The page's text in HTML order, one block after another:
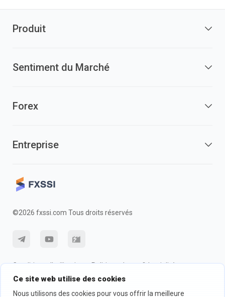
Ce site web utilise des cookies
Nous utilisons des cookies pour vous offrir la meilleure
Produit
Sentiment du Marché
Forex
Entreprise
©2026 fxssi.com Tous droits réservés
Conditions d'utilisation
Politique de confidentialité
Information sur les risques
Politique des cookie